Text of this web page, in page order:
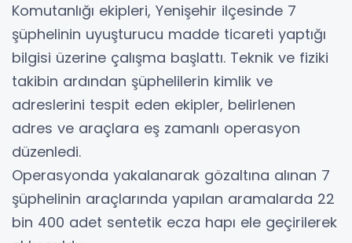
Komutanlığı ekipleri, Yenişehir ilçesinde 7
şüphelinin uyuşturucu madde ticareti yaptığı
bilgisi üzerine çalışma başlattı. Teknik ve fiziki
takibin ardından şüphelilerin kimlik ve
adreslerini tespit eden ekipler, belirlenen
adres ve araçlara eş zamanlı operasyon
düzenledi.
Operasyonda yakalanarak gözaltına alınan 7
şüphelinin araçlarında yapılan aramalarda 22
bin 400 adet sentetik ecza hapı ele geçirilerek